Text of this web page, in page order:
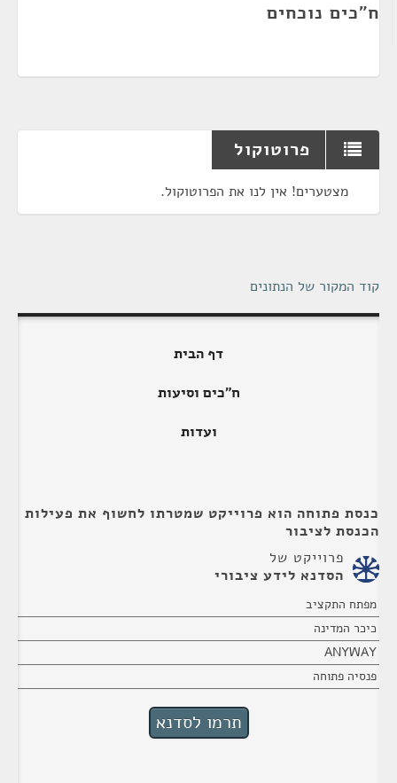
ח"כים נוכחים
פרוטוקול
מצטערים! אין לנו את הפרוטוקול.
קוד המקור של הנתונים
דף הבית
ח"כים וסיעות
ועדות
כנסת פתוחה הוא פרוייקט שמטרתו לחשוף את פעילות
הכנסת לציבור
פרוייקט של
הסדנא לידע ציבורי
מפתח התקציב
כיכר המדינה
ANYWAY
פנסיה פתוחה